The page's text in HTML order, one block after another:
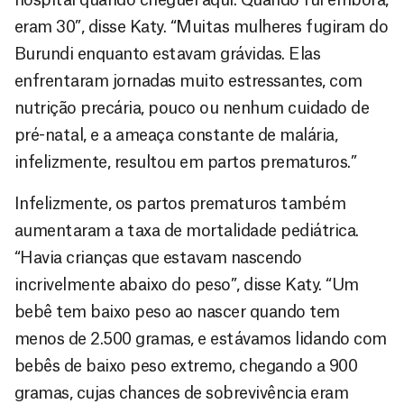
eram 30”, disse Katy. “Muitas mulheres fugiram do
Burundi enquanto estavam grávidas. Elas
enfrentaram jornadas muito estressantes, com
nutrição precária, pouco ou nenhum cuidado de
pré-natal, e a ameaça constante de malária,
infelizmente, resultou em partos prematuros.”
Infelizmente, os partos prematuros também
aumentaram a taxa de mortalidade pediátrica.
“Havia crianças que estavam nascendo
incrivelmente abaixo do peso”, disse Katy. “Um
bebê tem baixo peso ao nascer quando tem
menos de 2.500 gramas, e estávamos lidando com
bebês de baixo peso extremo, chegando a 900
gramas, cujas chances de sobrevivência eram